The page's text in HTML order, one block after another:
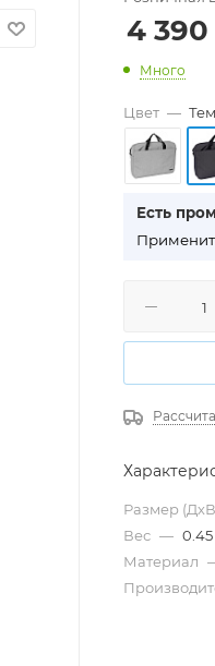
4 390
Много
Цвет —
Есть
П
Размер
Вес — 0.45
Материал